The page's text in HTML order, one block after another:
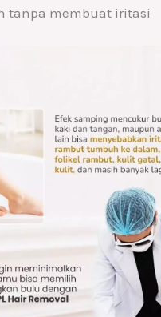
tanpa membuat iritasi